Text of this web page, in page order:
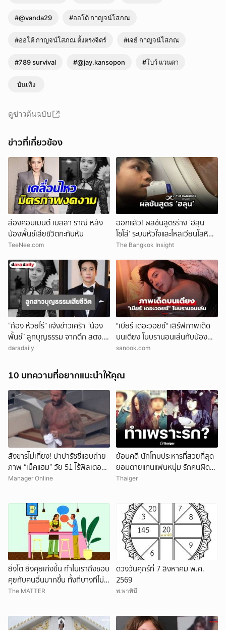
#@vanda29 #ออโต้ กาญจน์โสภณ
#ออโต้ กาญจน์โสภณ ตั้งตรงจิตร์ #เจย์ กาญจน์โสภณ
#789 survival #@jay.kansopon #โบว์ แวนดา
บันเทิง
ดูข่าวต้นฉบับ
ข่าวที่เกี่ยวข้อง
ส่องคอมเมนต์ เบลลา ราณี หลัง
น้องพั้นช์เสียชีวิตกะทันหัน
TeeNee.com
ออกแล้ว! ผลชันสูตรร่าง ‘ฮลุน
โซโล่’ ระบบหัวใจและไหลเวียนโลหิต
ล้มเหลว
The Bangkok Insight
“ก้อง ห้วยไร่” แจ้งข่าวเศร้า “น้อง
พั้นช์” ลูกบุญธรรม จากตึก สตง.
ถล่ม เสียชีวิตแล้ว
daradaily
"เบียร์ เดอะวอยซ์" เสิร์ฟภาพเด็ด
บนเตียง โนบรานอนเล่นกับน้อง
หมาสุดชิล
sanook.com
10 บทความที่อยากแนะนำให้คุณ
สังขารไม่เที่ยง! ปาปารัซซี่แอบถ่าย
ภาพ “เบ็คแฮม” วัย 51 ไร้ฟิลเตอร์
เผยให้เห็นผมบาง-ศีรษะล้าน
Manager Online
ย้อนคดี นักโทษประหารที่สวยที่สุด
ยอมตายแทนแฟนหนุ่ม รักคนผิด
ชีวิตดิ่งเหว
Thaiger
ยิ่งโต ยิ่งคุยเก่งขึ้น ทำไมเราถึงชอบ
คุยกับคนอื่นมากขึ้น ทั้งที่บางทีไม่รู้
จักกันด้วยซ้ำ
The MATTER
ดวงวันศุกร์ที่ 7 สิงหาคม พ.ศ.
2569
พ.พาทินี